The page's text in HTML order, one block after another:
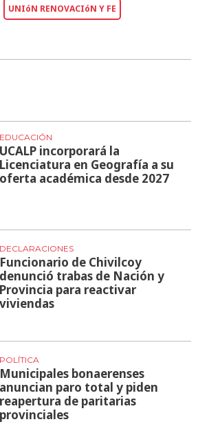
UNIóN RENOVACIóN Y FE
EDUCACIÓN
UCALP incorporará la
Licenciatura en Geografía a su
oferta académica desde 2027
DECLARACIONES
Funcionario de Chivilcoy
denunció trabas de Nación y
Provincia para reactivar
viviendas
POLÍTICA
Municipales bonaerenses
anuncian paro total y piden
reapertura de paritarias
provinciales